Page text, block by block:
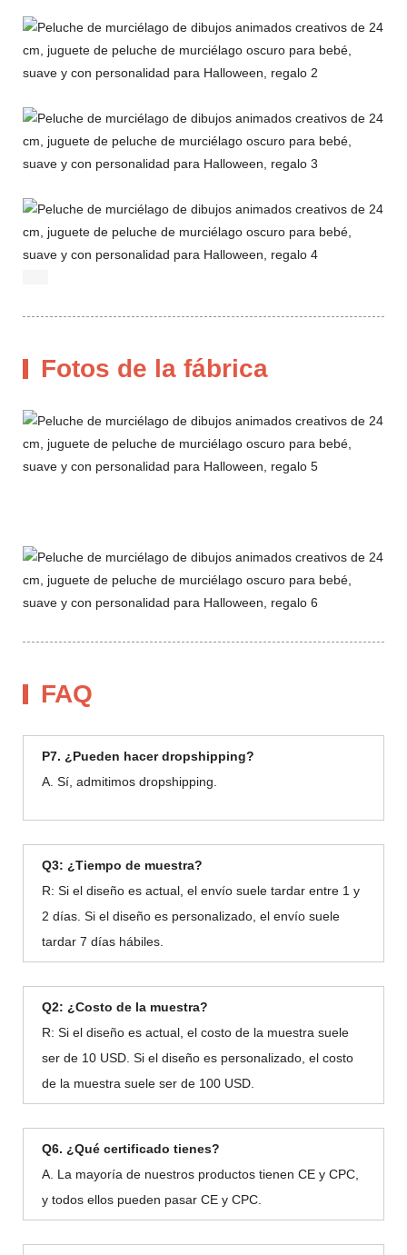
Fotos de la fábrica
FAQ
P7. ¿Pueden hacer dropshipping?
A. Sí, admitimos dropshipping.
Q3: ¿Tiempo de muestra?
R: Si el diseño es actual, el envío suele tardar entre 1 y
2 días. Si el diseño es personalizado, el envío suele
tardar 7 días hábiles.
Q2: ¿Costo de la muestra?
R: Si el diseño es actual, el costo de la muestra suele
ser de 10 USD. Si el diseño es personalizado, el costo
de la muestra suele ser de 100 USD.
Q6. ¿Qué certificado tienes?
A. La mayoría de nuestros productos tienen CE y CPC,
y todos ellos pueden pasar CE y CPC.